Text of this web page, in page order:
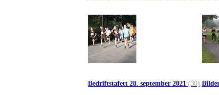
Bedriftstafett 28. september 2021 (30)